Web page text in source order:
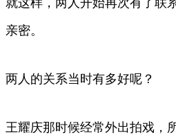
亲密。
两人的关系当时有多好呢？
王耀庆那时候经常外出拍戏，